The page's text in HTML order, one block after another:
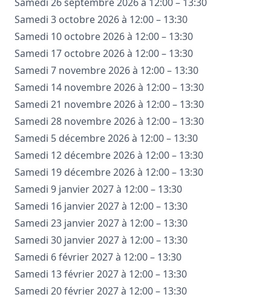
Samedi 3 octobre 2026 à 12:00 – 13:30
Samedi 10 octobre 2026 à 12:00 – 13:30
Samedi 17 octobre 2026 à 12:00 – 13:30
Samedi 7 novembre 2026 à 12:00 – 13:30
Samedi 14 novembre 2026 à 12:00 – 13:30
Samedi 21 novembre 2026 à 12:00 – 13:30
Samedi 28 novembre 2026 à 12:00 – 13:30
Samedi 5 décembre 2026 à 12:00 – 13:30
Samedi 12 décembre 2026 à 12:00 – 13:30
Samedi 19 décembre 2026 à 12:00 – 13:30
Samedi 9 janvier 2027 à 12:00 – 13:30
Samedi 16 janvier 2027 à 12:00 – 13:30
Samedi 23 janvier 2027 à 12:00 – 13:30
Samedi 30 janvier 2027 à 12:00 – 13:30
Samedi 6 février 2027 à 12:00 – 13:30
Samedi 13 février 2027 à 12:00 – 13:30
Samedi 20 février 2027 à 12:00 – 13:30